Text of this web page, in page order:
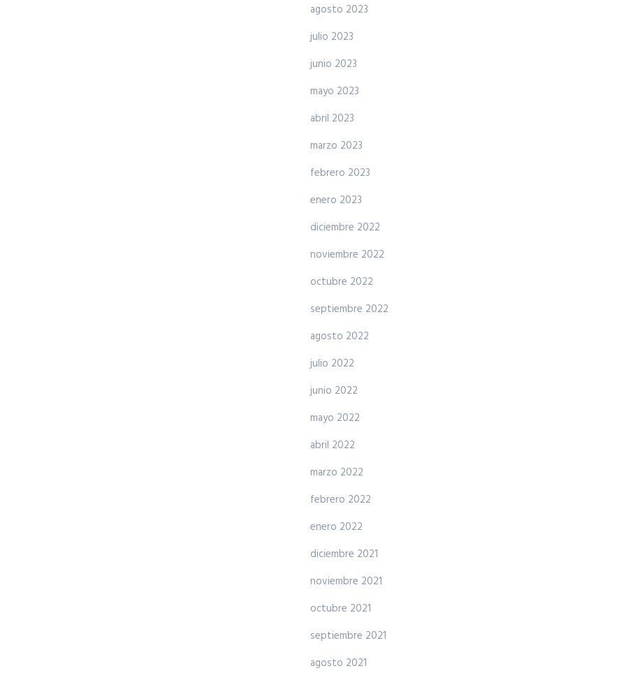
agosto 2023
julio 2023
junio 2023
mayo 2023
abril 2023
marzo 2023
febrero 2023
enero 2023
diciembre 2022
noviembre 2022
octubre 2022
septiembre 2022
agosto 2022
julio 2022
junio 2022
mayo 2022
abril 2022
marzo 2022
febrero 2022
enero 2022
diciembre 2021
noviembre 2021
octubre 2021
septiembre 2021
agosto 2021